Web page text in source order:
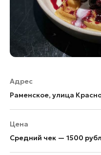
Адрес
Раменское, улица
Цена
Средний чек — 1500